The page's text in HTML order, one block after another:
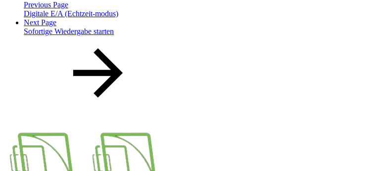
Previous Page
Digitale E/A (Echtzeit-modus)
Next Page
Sofortige Wiedergabe starten